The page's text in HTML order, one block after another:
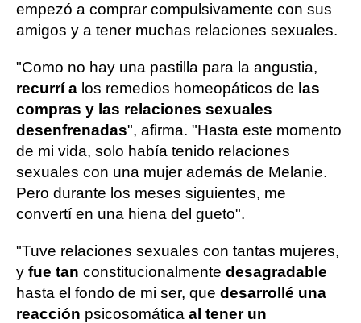
empezó a comprar compulsivamente con sus
amigos y a tener muchas relaciones sexuales.
"Como no hay una pastilla para la angustia,
recurrí a los remedios homeopáticos de las
compras y las relaciones sexuales
desenfrenadas", afirma. "Hasta este momento
de mi vida, solo había tenido relaciones
sexuales con una mujer además de Melanie.
Pero durante los meses siguientes, me
convertí en una hiena del gueto".
"Tuve relaciones sexuales con tantas mujeres,
y fue tan constitucionalmente desagradable
hasta el fondo de mi ser, que desarrollé una
reacción psicosomática al tener un